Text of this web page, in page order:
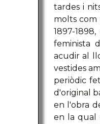
tardes i
molts com
1897-
feminista
acudir al
vestides
periòdic
d'original
en l'obra
en la qual